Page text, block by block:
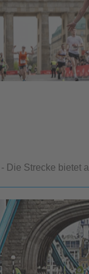
Die Strecke bietet